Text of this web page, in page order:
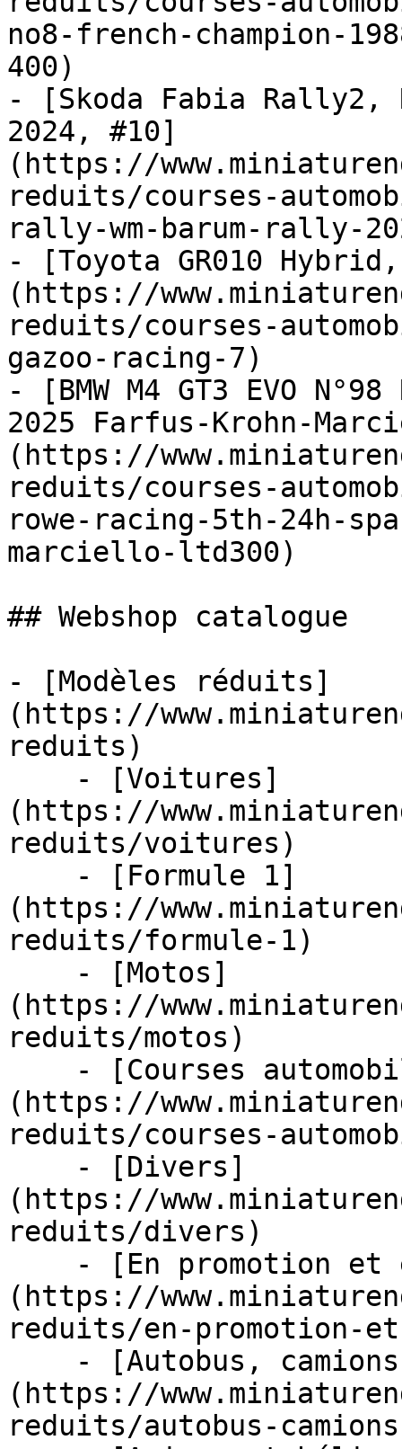
no8-french-champion-
400)
- [Skoda Fabia Rally2,
2024, #10]
(https://
reduits/courses-
rally-wm-barum-rally-
- [Toyota GR010
(https://
reduits/courses-
gazoo-racing-7)
- [BMW M4 GT3 EVO
2025 Farfus-Krohn-
(https://
reduits/courses-
rowe-racing-5th-24h-
marciello-ltd300)
## Webshop catalogue
- [Modèles réduits]
(https://
reduits)
(https://
reduits/voitures)
(https://
reduits/formule-1)
(https://
reduits/motos)
(https://
reduits/courses-
(https://
reduits/divers)
(https://
reduits/en-promotion-
(https://
reduits/autobus-